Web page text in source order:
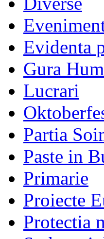
Evidenta
Gura
Lucrari
Partia
Paste in
Primarie
Proiecte
Protectia